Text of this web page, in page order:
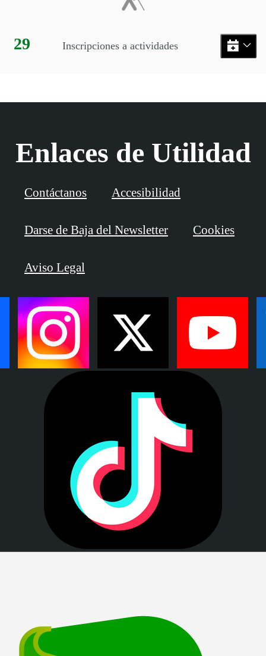
Día:
29 Inscripciones a actividades
Enlaces de Utilidad
Contáctanos Accesibilidad
Darse de Baja del Newsletter Cookies
Aviso Legal